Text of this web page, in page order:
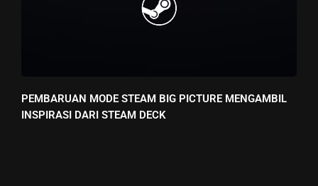
PEMBARUAN MODE STEAM BIG PICTURE MENGAMBIL
INSPIRASI DARI STEAM DECK